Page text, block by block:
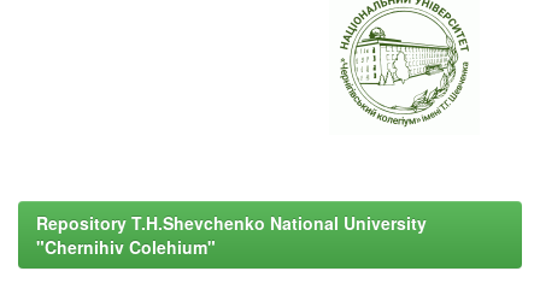
Repository T.H.Shevchenko National University
"Chernihiv Colehium"